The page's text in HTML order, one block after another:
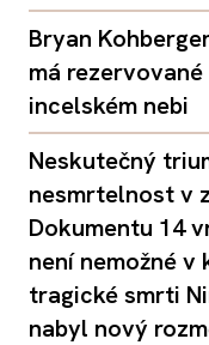
Bryan
má
incelském nebi
Neskutečný
nesmrtelnost v
Dokumentu 14
není nemožné v
tragické smrti
nabyl nový